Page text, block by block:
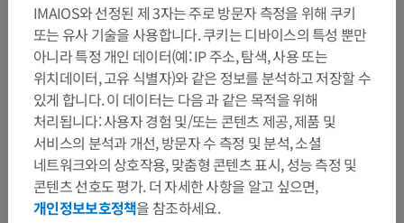
해부학적 계층
IMAIOS와 선정된 제 3자는 주로 방문자 측정을 위해 쿠키
또는 유사 기술을 사용합니다. 쿠키는 디바이스의 특성 뿐만
아니라 특정 개인 데이터(예: IP 주소, 탐색, 사용 또는
위치데이터, 고유 식별자)와 같은 정보를 분석하고 저장할 수
있게 합니다. 이 데이터는 다음 과 같은 목적을 위해
처리됩니다: 사용자 경험 및/또는 콘텐츠 제공, 제품 및
서비스의 분석과 개선, 방문자 수 측정 및 분석, 소셜
네트워크와의 상호작용, 맞춤형 콘텐츠 표시, 성능 측정 및
콘텐츠 선호도 평가. 더 자세한 사항을 알고 싶으면,
개인정보보호정책을 참조하세요.